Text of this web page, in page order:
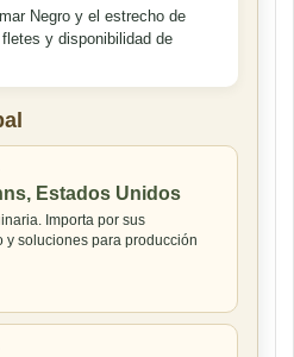
Negro y el estrecho de
y disponibilidad de
Estados Unidos
Importa por sus
y soluciones para producción